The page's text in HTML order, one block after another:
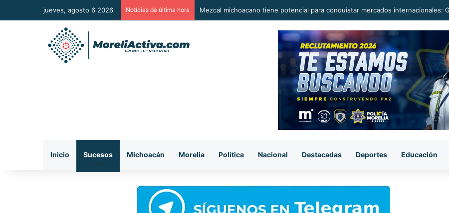
jueves, agosto 6 2026 Noticias de última hora Mezcal michoacano tiene potencial para conquistar mercados internacionales:
Inicio Sucesos Michoacán Morelia Política Nacional Destacadas Deportes Educación